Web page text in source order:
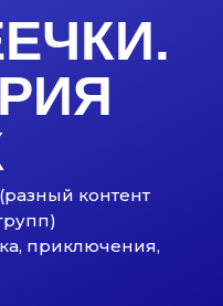
контент
приключения,